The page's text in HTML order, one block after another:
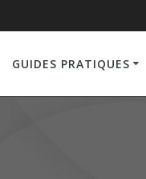
GUIDES PRATIQUES